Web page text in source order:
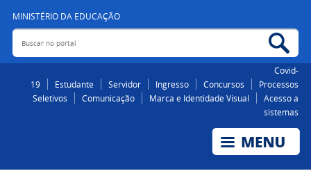
MINISTÉRIO DA EDUCAÇÃO
Buscar no portal
Covid-
19
Estudante Servidor Ingresso Concursos
Processos
Seletivos
Comunicação Marca e Identidade Visual
Acesso a
sistemas